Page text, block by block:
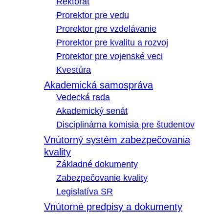
Prorektor pre vedu
Prorektor pre vzdelávanie
Prorektor pre kvalitu a rozvoj
Prorektor pre vojenské veci
Kvestúra
Akademická samospráva
Vedecká rada
Akademický senát
Disciplinárna komisia pre študentov
Vnútorný systém zabezpečovania
kvality
Základné dokumenty
Zabezpečovanie kvality
Legislatíva SR
Vnútorné predpisy a dokumenty